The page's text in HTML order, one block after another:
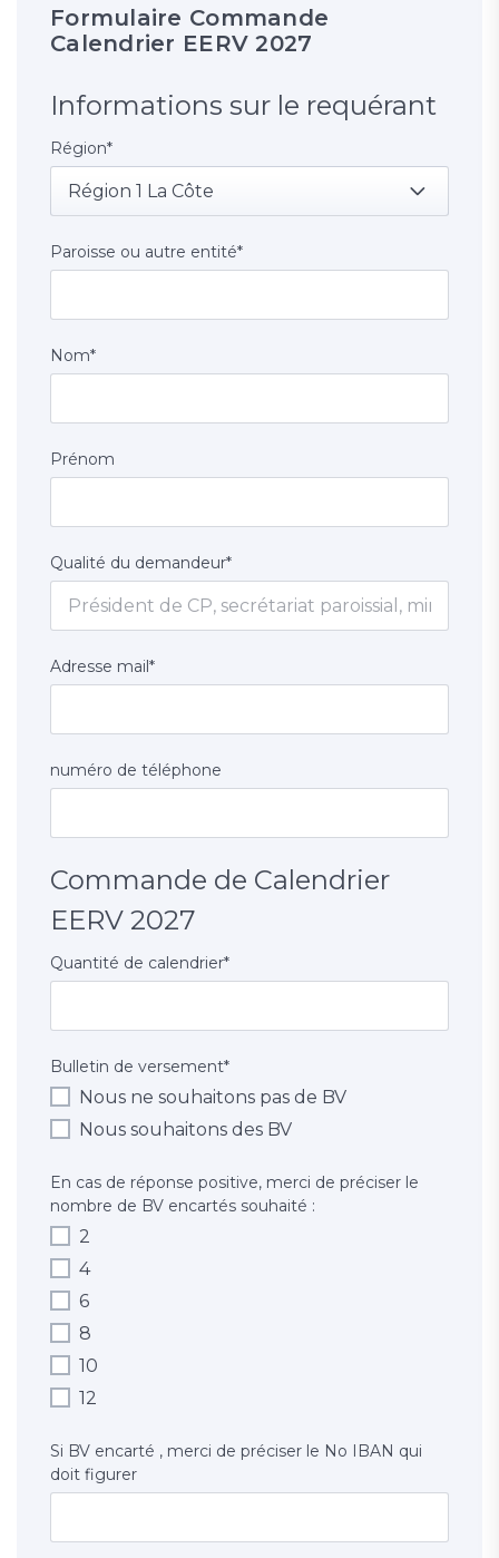
Formulaire Commande
Calendrier EERV 2027
Informations sur le requérant
Région*
Région 1 La Côte
Paroisse ou autre entité*
Nom*
Prénom
Qualité du demandeur*
Adresse mail*
numéro de téléphone
Commande de Calendrier
EERV 2027
Quantité de calendrier*
Bulletin de versement*
Nous ne souhaitons pas de BV
Nous souhaitons des BV
En cas de réponse positive, merci de préciser le
nombre de BV encartés souhaité :
2
4
6
8
10
12
Si BV encarté , merci de préciser le No IBAN qui
doit figurer